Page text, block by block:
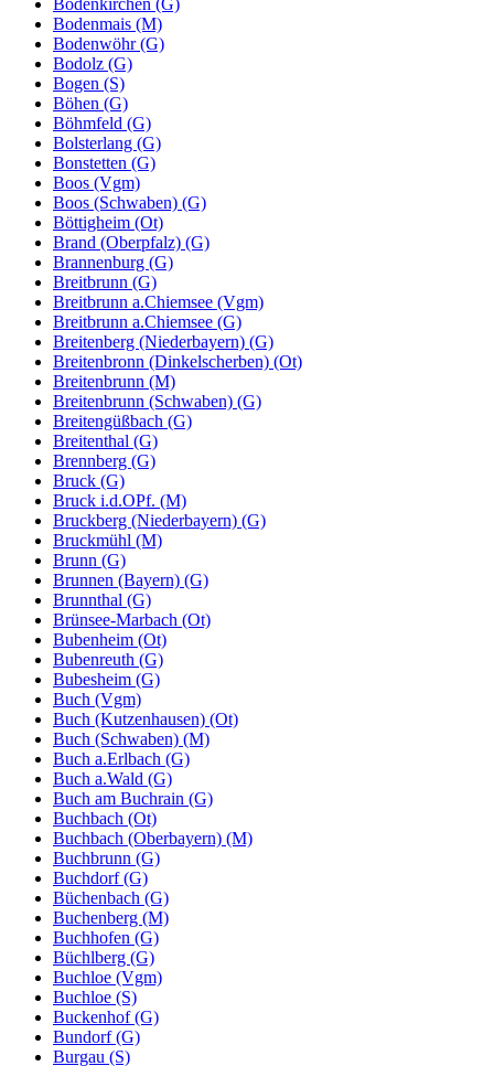
Bodenmais (M)
Bodenwöhr (G)
Bodolz (G)
Bogen (S)
Böhen (G)
Böhmfeld (G)
Bolsterlang (G)
Bonstetten (G)
Boos (Vgm)
Boos (Schwaben) (G)
Böttigheim (Ot)
Brand (Oberpfalz) (G)
Brannenburg (G)
Breitbrunn (G)
Breitbrunn a.Chiemsee (Vgm)
Breitbrunn a.Chiemsee (G)
Breitenberg (Niederbayern) (G)
Breitenbronn (Dinkelscherben) (Ot)
Breitenbrunn (M)
Breitenbrunn (Schwaben) (G)
Breitengüßbach (G)
Breitenthal (G)
Brennberg (G)
Bruck (G)
Bruck i.d.OPf. (M)
Bruckberg (Niederbayern) (G)
Bruckmühl (M)
Brunn (G)
Brunnen (Bayern) (G)
Brunnthal (G)
Brünsee-Marbach (Ot)
Bubenheim (Ot)
Bubenreuth (G)
Bubesheim (G)
Buch (Vgm)
Buch (Kutzenhausen) (Ot)
Buch (Schwaben) (M)
Buch a.Erlbach (G)
Buch a.Wald (G)
Buch am Buchrain (G)
Buchbach (Ot)
Buchbach (Oberbayern) (M)
Buchbrunn (G)
Buchdorf (G)
Büchenbach (G)
Buchenberg (M)
Buchhofen (G)
Büchlberg (G)
Buchloe (Vgm)
Buchloe (S)
Buckenhof (G)
Bundorf (G)
Burgau (S)